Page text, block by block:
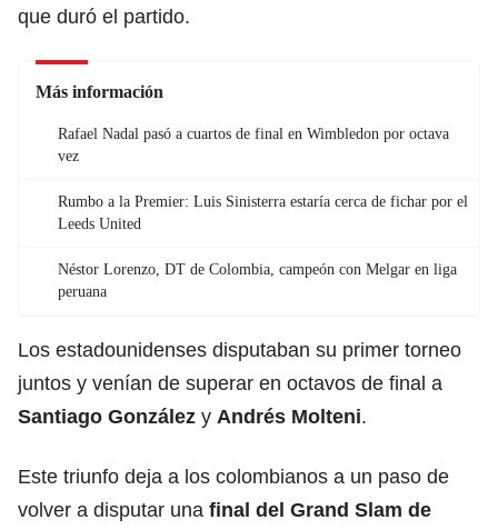
que duró el partido.
Más información
Rafael Nadal pasó a cuartos de final en Wimbledon por octava
vez
Rumbo a la Premier: Luis Sinisterra estaría cerca de fichar por el
Leeds United
Néstor Lorenzo, DT de Colombia, campeón con Melgar en liga
peruana
Los estadounidenses disputaban su primer torneo
juntos y venían de superar en octavos de final a
Santiago González y Andrés Molteni.
Este triunfo deja a los colombianos a un paso de
volver a disputar una final del Grand Slam de